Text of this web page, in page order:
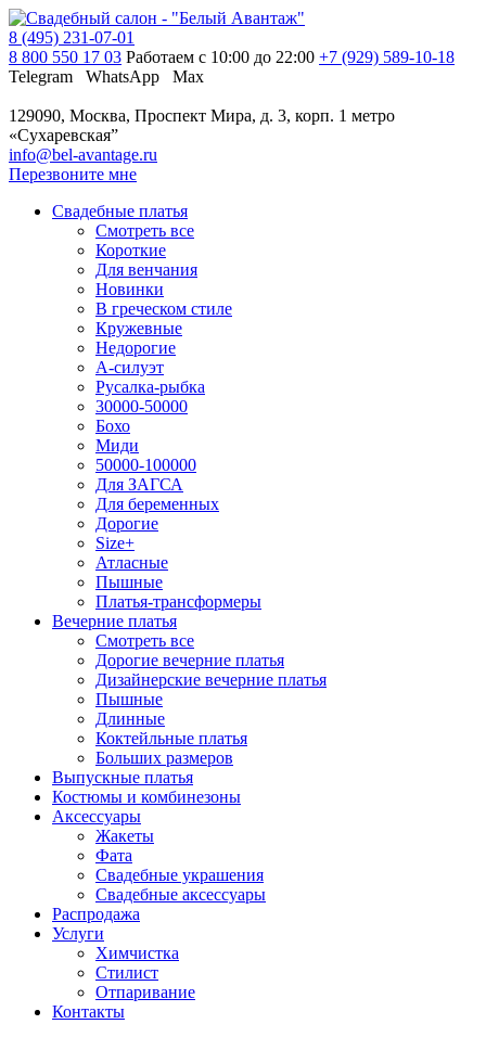
8 (495) 231-07-01
8 800 550 17 03 Работаем с 10:00 до 22:00 +7 (929) 589-10-18
Telegram
WhatsApp Max
129090, Москва, Проспект Мира, д. 3, корп. 1 метро
«Сухаревская”
info@bel-avantage.ru
Перезвоните мне
Свадебные платья
Смотреть все
Короткие
Для венчания
Новинки
В греческом стиле
Кружевные
Недорогие
А-силуэт
Русалка-рыбка
30000-50000
Бохо
Миди
50000-100000
Для ЗАГСА
Для беременных
Дорогие
Size+
Атласные
Пышные
Платья-трансформеры
Вечерние платья
Смотреть все
Дорогие вечерние платья
Дизайнерские вечерние платья
Пышные
Длинные
Коктейльные платья
Больших размеров
Выпускные платья
Костюмы и комбинезоны
Аксессуары
Жакеты
Фата
Свадебные украшения
Свадебные аксессуары
Распродажа
Услуги
Химчистка
Стилист
Отпаривание
Контакты